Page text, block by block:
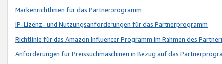
Markenrichtlinien für das Partnerprogramm
IP-Lizenz- und Nutzungsanforderungen für das Partnerprogramm
Richtlinie für das Amazon Influencer Programm im Rahmen des
Anforderungen für Preissuchmaschinen in Bezug auf das